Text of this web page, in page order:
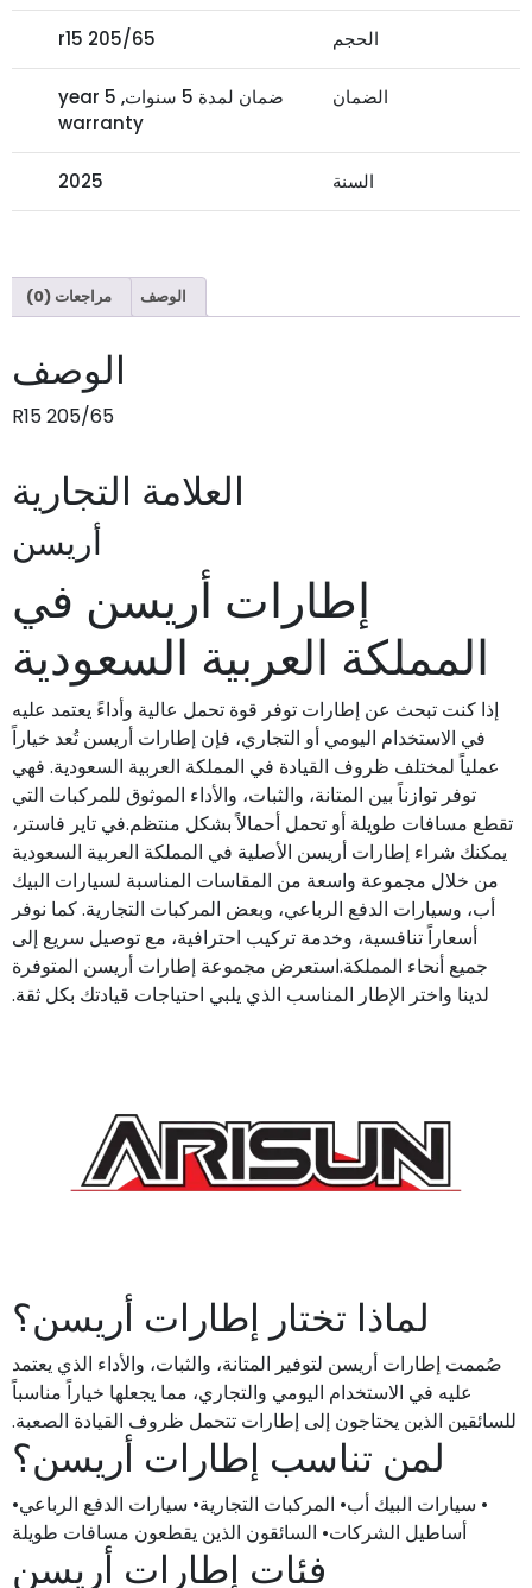
الحجم 205/65 r15
الضمان
ضمان لمدة 5 سنوات, 5 year
warranty
السنة 2025
الوصف مراجعات (0)
الوصف
205/65 R15
العلامة التجارية
أريسن
إطارات أريسن في
المملكة العربية السعودية
إذا كنت تبحث عن إطارات توفر قوة تحمل عالية وأداءً يعتمد عليه
في الاستخدام اليومي أو التجاري، فإن إطارات أريسن تُعد خياراً
عملياً لمختلف ظروف القيادة في المملكة العربية السعودية. فهي
توفر توازناً بين المتانة، والثبات، والأداء الموثوق للمركبات التي
تقطع مسافات طويلة أو تحمل أحمالاً بشكل منتظم.في تاير فاستر،
يمكنك شراء إطارات أريسن الأصلية في المملكة العربية السعودية
من خلال مجموعة واسعة من المقاسات المناسبة لسيارات البيك
أب، وسيارات الدفع الرباعي، وبعض المركبات التجارية. كما نوفر
أسعاراً تنافسية، وخدمة تركيب احترافية، مع توصيل سريع إلى
جميع أنحاء المملكة.استعرض مجموعة إطارات أريسن المتوفرة
لدينا واختر الإطار المناسب الذي يلبي احتياجات قيادتك بكل ثقة.
لماذا تختار إطارات أريسن؟
صُممت إطارات أريسن لتوفير المتانة، والثبات، والأداء الذي يعتمد
عليه في الاستخدام اليومي والتجاري، مما يجعلها خياراً مناسباً
للسائقين الذين يحتاجون إلى إطارات تتحمل ظروف القيادة الصعبة.
لمن تناسب إطارات أريسن؟
• سيارات البيك أب• المركبات التجارية• سيارات الدفع الرباعي•
أساطيل الشركات• السائقون الذين يقطعون مسافات طويلة
فئات إطارات أريسن